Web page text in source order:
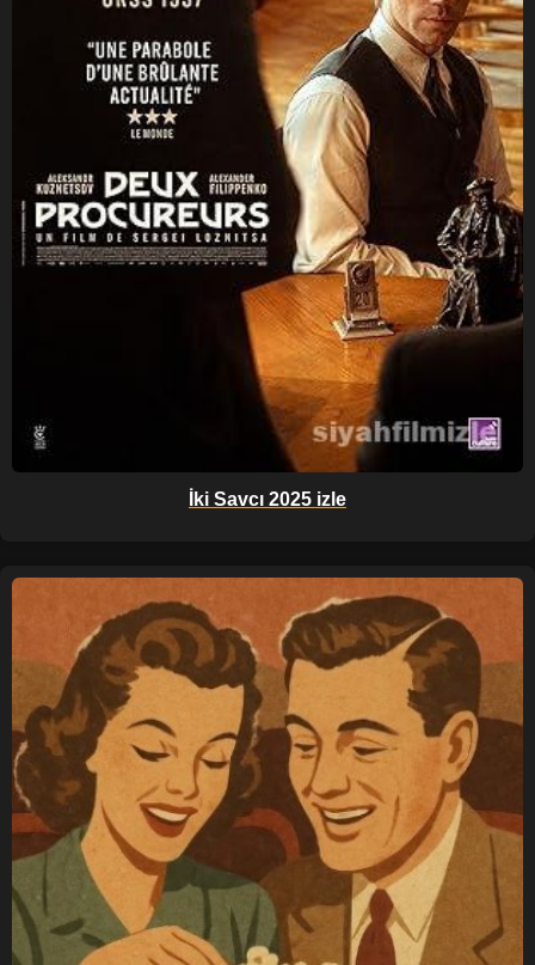
İki Savcı 2025 izle